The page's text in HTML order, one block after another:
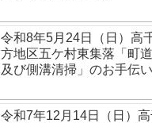
令和8年5月24日（日）高
方地区五ケ村東集落「町
及び側溝清掃」のお手伝い
令和7年12月14日（日）